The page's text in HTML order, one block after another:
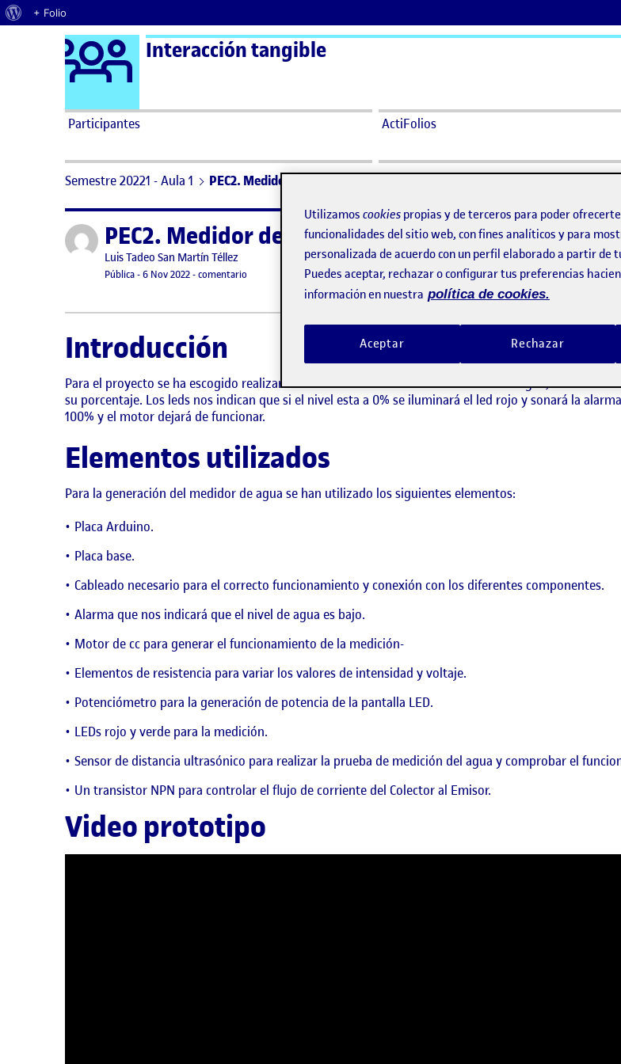
Acerca de WordPress
+ Folio
Saltar al contenido Logo Ágora
Interacción tangible
Participantes ActiFolios
Semestre 20221 - Aula 1 PEC2. Medidor de nivel de agua – Arduino
Publicado porPEC2. Medidor de nivel de agua – Arduino
Publicado por
Luis Tadeo San Martín Téllez
Visibilidad:
Pública-Fecha de publicación
6 Nov 2022-comentario en PEC2. Medidor de nivel de agua – Arduino
Introducción
Para el proyecto se ha escogido realizar mediante Arduino un medidor de nivel de agua, el cual
su porcentaje. Los leds nos indican que si el nivel esta a 0% se iluminará el led rojo y sonará la
100% y el motor dejará de funcionar.
Elementos utilizados
Para la generación del medidor de agua se han utilizado los siguientes elementos:
Placa Arduino.
Placa base.
Cableado necesario para el correcto funcionamiento y conexión con los diferentes componentes.
Alarma que nos indicará que el nivel de agua es bajo.
Motor de cc para generar el funcionamiento de la medición-
Elementos de resistencia para variar los valores de intensidad y voltaje.
Potenciómetro para la generación de potencia de la pantalla LED.
LEDs rojo y verde para la medición.
Sensor de distancia ultrasónico para realizar la prueba de medición del agua y comprobar el
Un transistor NPN para controlar el flujo de corriente del Colector al Emisor.
Video prototipo
Utilizamos cookies propias y de terceros para poder
funcionalidades del sitio web, con fines analíticos y para
personalizada de acuerdo con un perfil elaborado a partir de
Puedes aceptar, rechazar o configurar tus preferencias
información en nuestra política de cookies.
Rechazar
Aceptar